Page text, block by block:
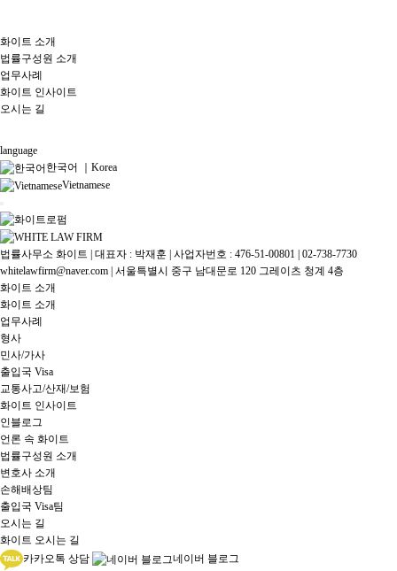
화이트 소개
법률구성원 소개
업무사례
화이트 인사이트
오시는 길
language
한국어 ｜Korea
Vietnamese
법률사무소 화이트 | 대표자 : 박재훈 | 사업자번호 : 476-51-00801 | 02-738-7730
whitelawfirm@naver.com | 서울특별시 중구 남대문로 120 그레이츠 청계 4층
화이트 소개
화이트 소개
업무사례
형사
민사/가사
출입국 Visa
교통사고/산재/보험
화이트 인사이트
인블로그
언론 속 화이트
법률구성원 소개
변호사 소개
손해배상팀
출입국 Visa팀
오시는 길
화이트 오시는 길
카카오톡 상담
네이버 블로그